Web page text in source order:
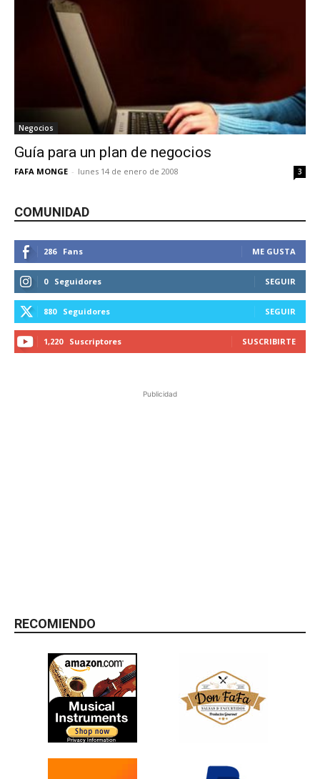
Negocios
Guía para un plan de negocios
FAFA MONGE - lunes 14 de enero de 2008 3
COMUNIDAD
286 Fans ME GUSTA
0 Seguidores SEGUIR
880 Seguidores SEGUIR
1,220 Suscriptores SUSCRIBIRTE
Publicidad
RECOMIENDO